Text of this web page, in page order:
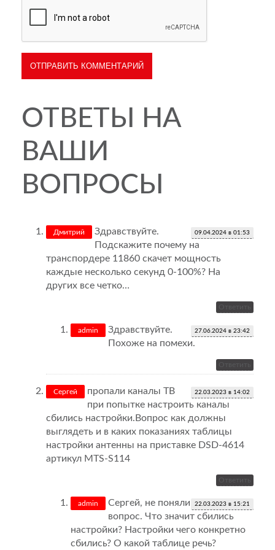
ОТВЕТЫ НА
ВАШИ
ВОПРОСЫ
Дмитрий 09.04.2024 в 01:53
Здравствуйте.
Подскажите почему на
транспордере 11860 скачет мощность
каждые несколько секунд 0-100%? На
других все четко…
Ответить
admin 27.06.2024 в 23:42
Здравствуйте.
Похоже на помехи.
Ответить
Сергей 22.03.2023 в 14:02
пропали каналы ТВ
при попытке настроить каналы
сбились настройки.Вопрос как должны
выглядеть и в каких показаниях таблицы
настройки антенны на приставке DSD-4614
артикул MTS-S114
Ответить
admin 22.03.2023 в 15:21
Сергей, не поняли
вопрос. Что значит сбились
настройки? Настройки чего конкретно
сбились? О какой таблице речь?